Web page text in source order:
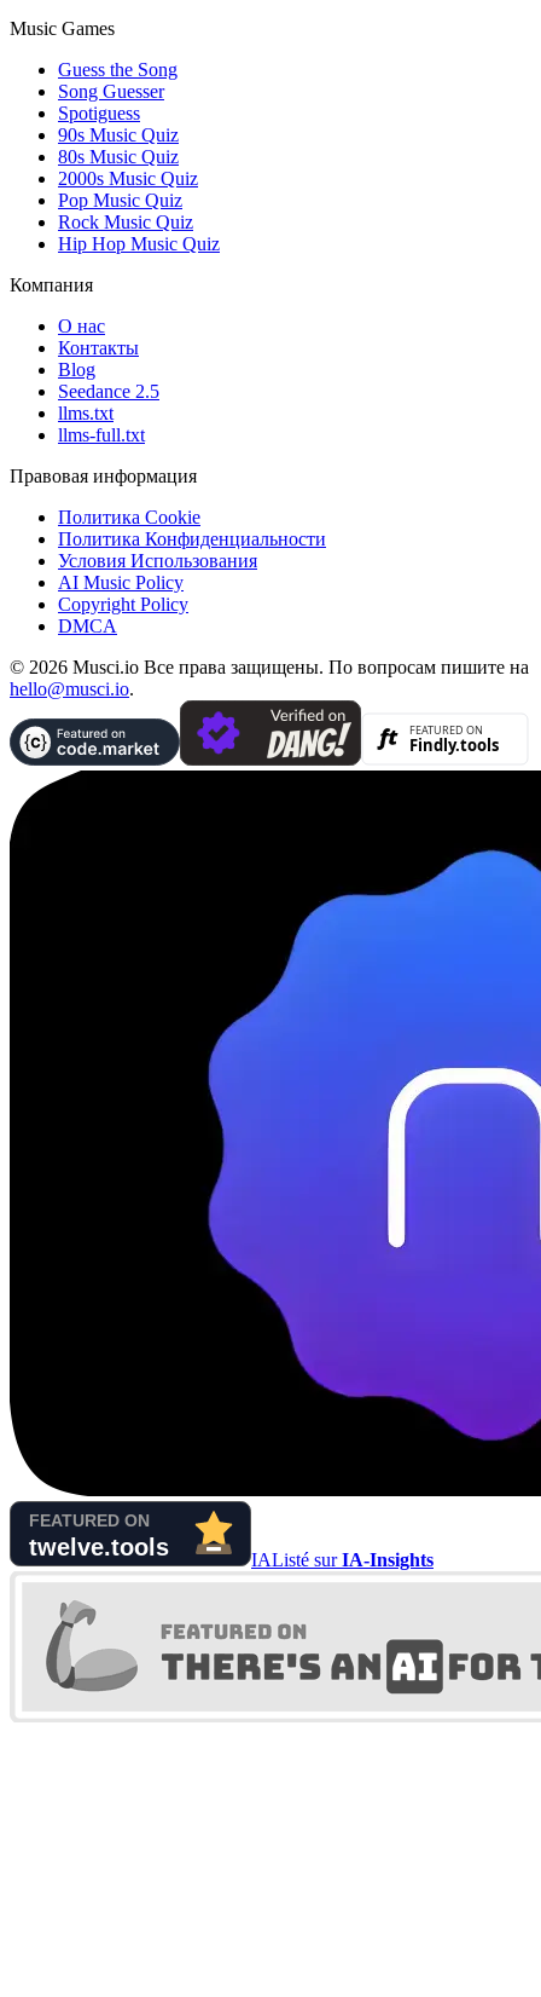
Music Games
Guess the Song
Song Guesser
Spotiguess
90s Music Quiz
80s Music Quiz
2000s Music Quiz
Pop Music Quiz
Rock Music Quiz
Hip Hop Music Quiz
Компания
О нас
Контакты
Blog
Seedance 2.5
llms.txt
llms-full.txt
Правовая информация
Политика Cookie
Политика Конфиденциальности
Условия Использования
AI Music Policy
Copyright Policy
DMCA
© 2026 Musci.io Все права защищены. По вопросам пишите на
hello@musci.io.
IAListé surIA-Insights